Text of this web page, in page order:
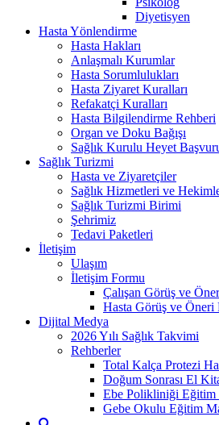
Diyetisyen
Hasta Yönlendirme
Hasta Hakları
Anlaşmalı Kurumlar
Hasta Sorumlulukları
Hasta Ziyaret Kuralları
Refakatçi Kuralları
Hasta Bilgilendirme Rehberi
Organ ve Doku Bağışı
Sağlık Kurulu Heyet
Sağlık Turizmi
Hasta ve Ziyaretçiler
Sağlık Hizmetleri ve
Sağlık Turizmi Birimi
Şehrimiz
Tedavi Paketleri
İletişim
Ulaşım
İletişim Formu
Çalışan Görüş ve
Hasta Görüş ve Öneri
Dijital Medya
2026 Yılı Sağlık Takvimi
Rehberler
Total Kalça Protezi
Doğum Sonrası El
Ebe Polikliniği Eğitim
Gebe Okulu Eğitim